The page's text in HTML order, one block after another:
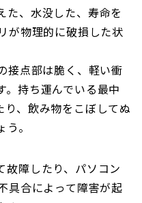
た、水没した、寿命を
が物理的に破損した状
接点部は脆く、軽い衝
。持ち運んでいる最中
り、飲み物をこぼしてぬ
。
故障したり、パソコン
具合によって障害が起